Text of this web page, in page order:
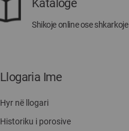
Katalogë
Shikoje online ose shkarkoje
Llogaria Ime
Hyr në llogari
Historiku i porosive